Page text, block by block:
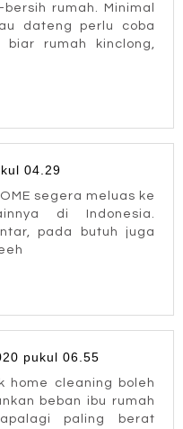
rumah. Minimal
dateng perlu coba
biar rumah kinclong,
04.29
segera meluas ke
di Indonesia.
pada butuh juga
pukul 06.55
home cleaning boleh
beban ibu rumah
paling berat